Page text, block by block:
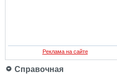
Реклама на сайте
Справочная